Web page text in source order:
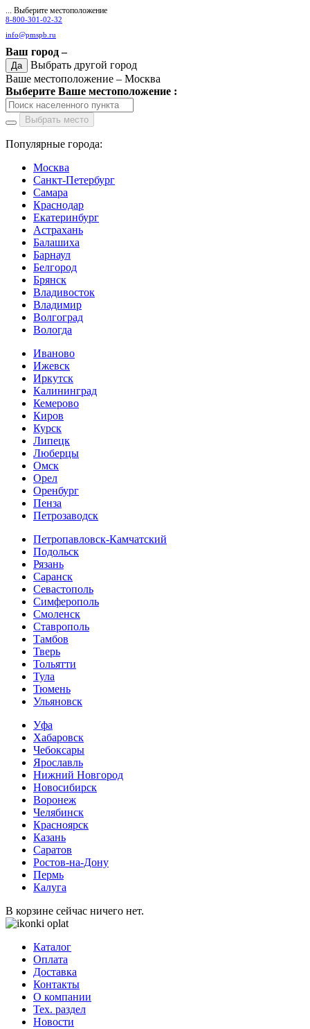
... Выберите местоположение
8-800-301-02-32
info@pmspb.ru
Ваш город –
Да
Выбрать другой город
Ваше местоположение – Москва
Выберите Ваше местоположение :
Выбрать место
Популярные города:
Москва
Санкт-Петербург
Самара
Краснодар
Екатеринбург
Астрахань
Балашиха
Барнаул
Белгород
Брянск
Владивосток
Владимир
Волгоград
Вологда
Иваново
Ижевск
Иркутск
Калининград
Кемерово
Киров
Курск
Липецк
Люберцы
Омск
Орел
Оренбург
Пенза
Петрозаводск
Петропавловск-Камчатский
Подольск
Рязань
Саранск
Севастополь
Симферополь
Смоленск
Ставрополь
Тамбов
Тверь
Тольятти
Тула
Тюмень
Ульяновск
Уфа
Хабаровск
Чебоксары
Ярославль
Нижний Новгород
Новосибирск
Воронеж
Челябинск
Красноярск
Казань
Саратов
Ростов-на-Дону
Пермь
Калуга
В корзине сейчас ничего нет.
Каталог
Оплата
Доставка
Контакты
О компании
Тех. раздел
Новости